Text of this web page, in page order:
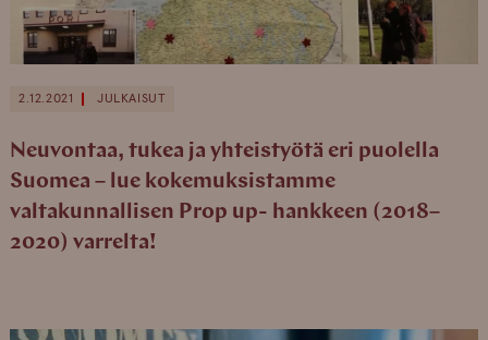
2.12.2021 JULKAISUT
Neuvontaa, tukea ja yhteistyötä eri puolella
Suomea – lue kokemuksistamme
valtakunnallisen Prop up- hankkeen (2018–
2020) varrelta!